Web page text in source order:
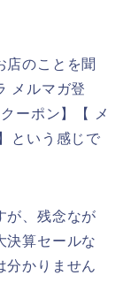
店のことを聞
メルマガ登
ーポン】【 メ
という感じで
が、残念なが
決算セールな
分かりません